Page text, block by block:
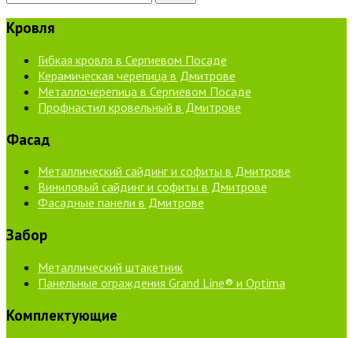
Кровля
Гибкая кровля в Сергиевом Посаде
Керамическая черепица в Дмитрове
Металлочерепица в Сергиевом Посаде
Профнастил кровельный в Дмитрове
Фасад
Металлический сайдинг и софиты в Дмитрове
Виниловый сайдинг и софиты в Дмитрове
Фасадные панели в Дмитрове
Забор
Металлический штакетник
Панельные ограждения Grand Line® и Optima
Комплектующие